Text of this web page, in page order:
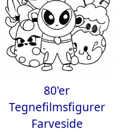
80'er
Tegnefilmsfigurer
Farveside